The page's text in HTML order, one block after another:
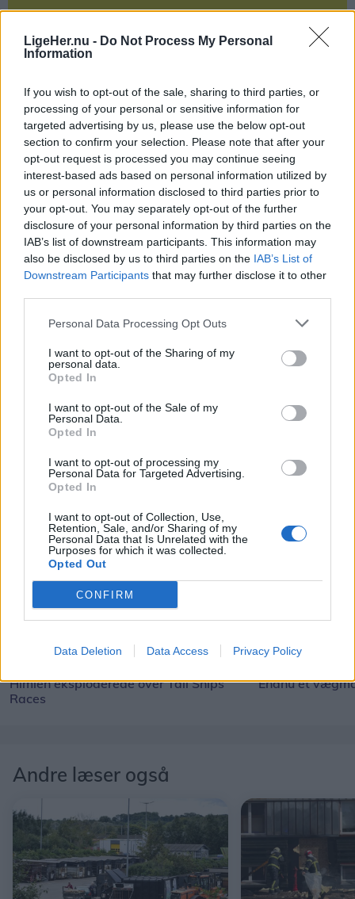
LigeHer.nu - Do Not Process My Personal
Information
If you wish to opt-out of the sale, sharing to third parties, or
processing of your personal or sensitive information for
targeted advertising by us, please use the below opt-out
section to confirm your selection. Please note that after your
opt-out request is processed you may continue seeing
interest-based ads based on personal information utilized by
us or personal information disclosed to third parties prior to
your opt-out. You may separately opt-out of the further
disclosure of your personal information by third parties on the
IAB’s list of downstream participants. This information may
also be disclosed by us to third parties on the IAB’s List of
Downstream Participants that may further disclose it to other
Personal Data Processing Opt Outs
I want to opt-out of the Sharing of my
personal data.
Opted In
I want to opt-out of the Sale of my
Personal Data.
Opted In
I want to opt-out of processing my
Personal Data for Targeted Advertising.
Opted In
I want to opt-out of Collection, Use,
Retention, Sale, and/or Sharing of my
Personal Data that Is Unrelated with the
Purposes for which it was collected.
Opted Out
CONFIRM
Data Deletion Data Access Privacy Policy
Følg med
i Aalborg og omegn
Himlen eksploderede over Tall Ships
Races
Endnu et
Andre læser også